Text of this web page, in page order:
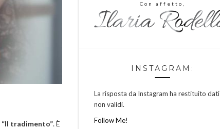
“Il tradimento”. È
Con affetto,
INSTAGRAM:
La risposta da Instagram ha restituito dati
non validi.
Follow Me!